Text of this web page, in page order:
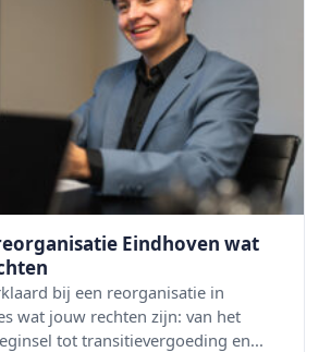
Eindhoven wat
bij een reorganisatie in
wat jouw rechten zijn: van het
tot transitievergoeding en...